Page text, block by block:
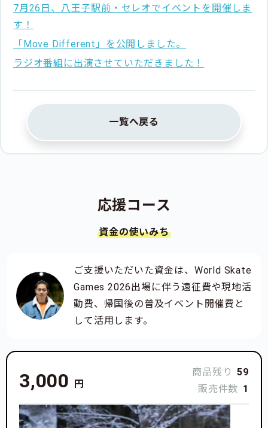
7月26日、八王子駅前・セレオでイベントを開催しま
す！
「Move Different」を公開しました。
ラジオ番組に出演させていただきました！
一覧へ戻る
応援コース
資金の使いみち
ご支援いただいた資金は、World Skate
Games 2026出場に伴う遠征費や現地活
動費、帰国後の普及イベント開催費と
して活用します。
3,000 円
商品残り 59
販売件数 1